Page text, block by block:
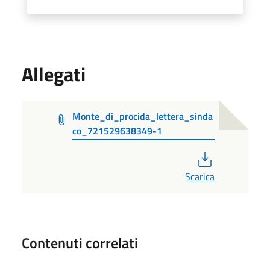
Allegati
Monte_di_procida_lettera_sinda
co_721529638349-1
Scarica
Contenuti correlati